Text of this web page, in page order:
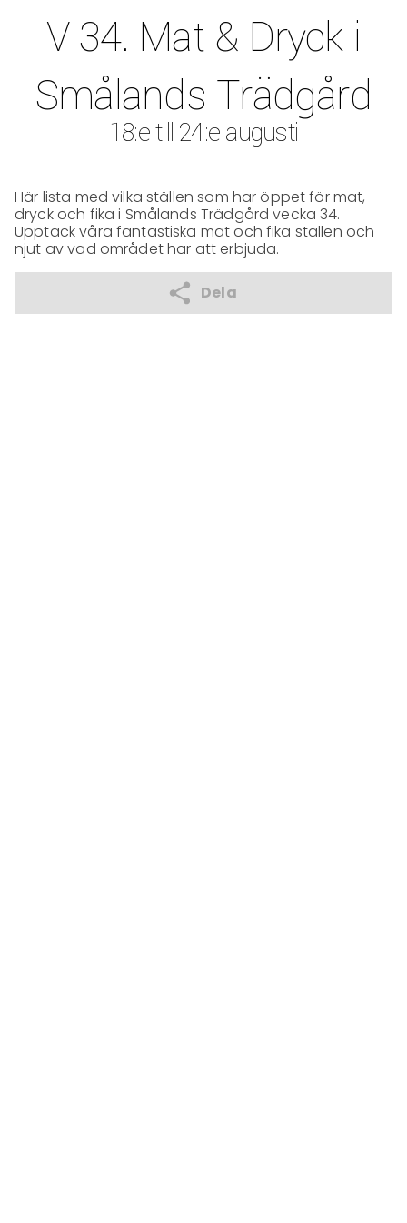
V 34. Mat & Dryck i
Smålands Trädgård
18:e till 24:e augusti
Här lista med vilka ställen som har öppet för mat,
dryck och fika i Smålands Trädgård vecka 34.
Upptäck våra fantastiska mat och fika ställen och
njut av vad området har att erbjuda.
Dela